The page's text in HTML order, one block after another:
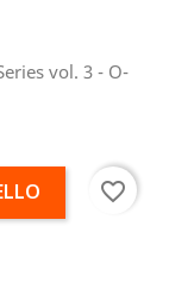
vol. 3 - O-
favorite_border